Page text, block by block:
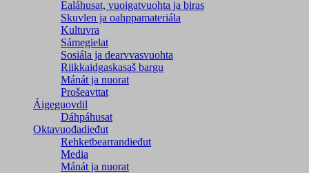
Ealáhusat, vuoigatvuohta ja biras
Skuvlen ja oahppamateriála
Kultuvra
Sámegielat
Sosiála ja dearvvasvuohta
Riikkaidgaskasaš bargu
Mánát ja nuorat
Prošeavttat
Áigeguovdil
Dáhpáhusat
Oktavuođadieđut
Rehketbearrandieđut
Media
Mánát ja nuorat